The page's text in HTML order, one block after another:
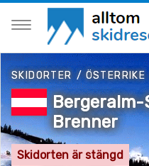
SKIDORTER /ÖSTERRIKE
Bergeralm-
Brenner
Skidorten är stängd